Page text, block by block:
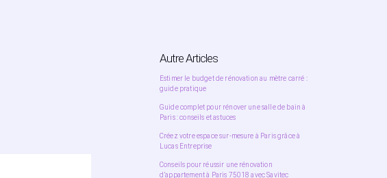
Autre Articles
Estimer le budget de rénovation au mètre carré :
guide pratique
Guide complet pour rénover une salle de bain à
Paris : conseils et astuces
Créez votre espace sur-mesure à Paris grâce à
Lucas Entreprise
Conseils pour réussir une rénovation
d’appartement à Paris 75018 avec Savitec